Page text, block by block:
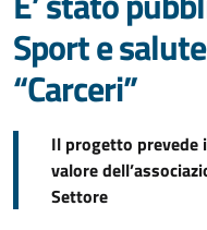
Sport e
“Carceri”
Il progetto
valore
Settore